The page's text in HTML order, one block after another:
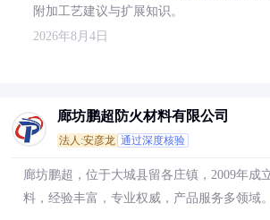
附加工艺建议与扩展知识。
2026年8月4日
廊坊鹏超防火材料有限公司
法人:安彦龙 通过深度核验
廊坊鹏超，位于大城县留各庄镇，2009年成
料，经验丰富，专业权威，产品服务多领域。